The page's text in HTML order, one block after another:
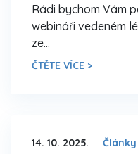
Rádi bychom Vám
webináři vedeném
ze…
ČTĚTE VÍCE >
14. 10. 2025. Články